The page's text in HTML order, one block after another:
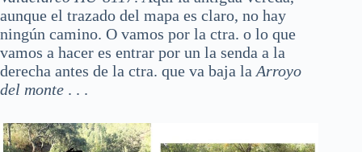
aunque el trazado del mapa es claro, no hay
ningún camino. O vamos por la ctra. o lo que
vamos a hacer es entrar por un la senda a la
derecha antes de la ctra. que va baja la Arroyo
del monte . . .